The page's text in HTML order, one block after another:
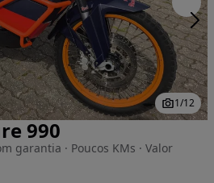
1/12
990
garantia · Poucos KMs · Valor